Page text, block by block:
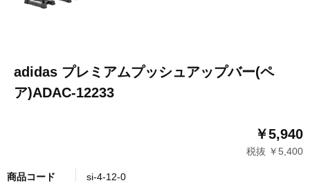
adidas プレミアムプッシュアップバー(ペ
ア)ADAC-12233
￥5,940
税抜 ￥5,400
商品コード si-4-12-0